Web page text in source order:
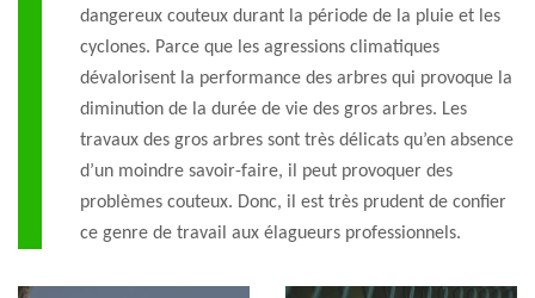
dangereux couteux durant la période de la pluie et les
cyclones. Parce que les agressions climatiques
dévalorisent la performance des arbres qui provoque la
diminution de la durée de vie des gros arbres. Les
travaux des gros arbres sont très délicats qu’en absence
d’un moindre savoir-faire, il peut provoquer des
problèmes couteux. Donc, il est très prudent de confier
ce genre de travail aux élagueurs professionnels.